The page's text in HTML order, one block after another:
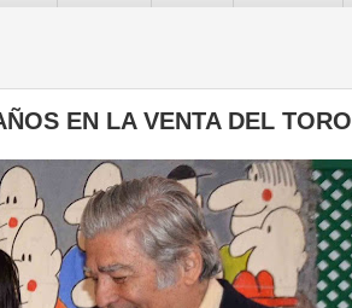
EN LA VENTA DEL TORO